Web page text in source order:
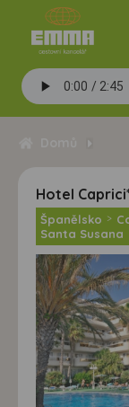
Hotel
Španělsko >
Santa Susana